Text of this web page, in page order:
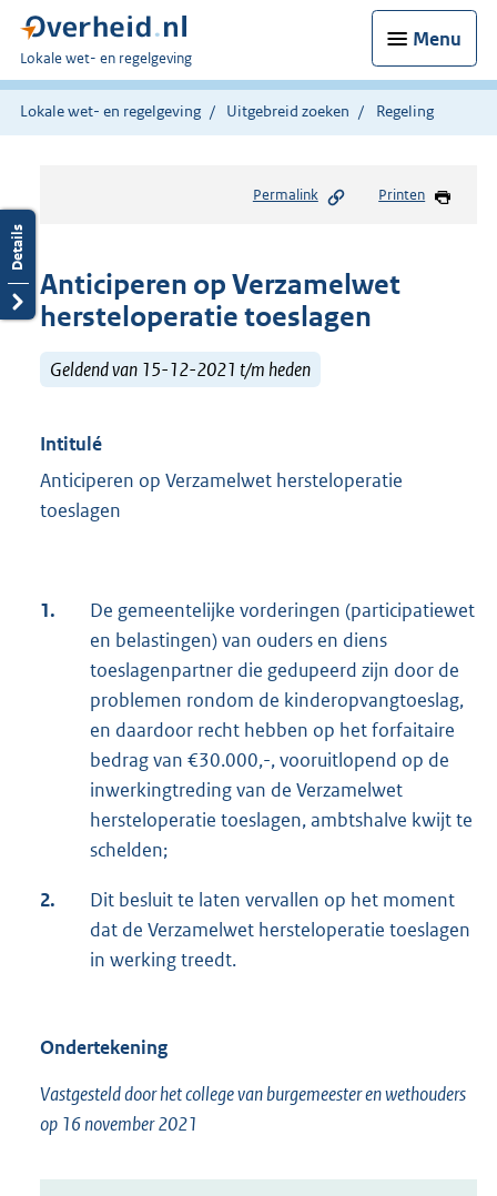
Menu
U
bent
hier:
Lokale wet- en regelgeving
Lokale wet- en regelgeving Uitgebreid zoeken Regeling
Permalink Printen
Anticiperen op Verzamelwet
hersteloperatie toeslagen
Geldend van 15-12-2021 t/m heden
Intitulé
Anticiperen op Verzamelwet hersteloperatie
toeslagen
1.
De gemeentelijke vorderingen (participatiewet
en belastingen) van ouders en diens
toeslagenpartner die gedupeerd zijn door de
problemen rondom de kinderopvangtoeslag,
en daardoor recht hebben op het forfaitaire
bedrag van €30.000,-, vooruitlopend op de
inwerkingtreding van de Verzamelwet
hersteloperatie toeslagen, ambtshalve kwijt te
schelden;
2.
Dit besluit te laten vervallen op het moment
dat de Verzamelwet hersteloperatie toeslagen
in werking treedt.
Ondertekening
Vastgesteld door het college van burgemeester en wethouders
op 16 november 2021